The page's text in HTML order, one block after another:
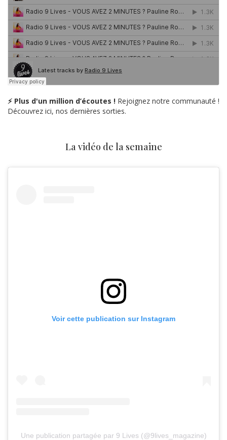
⚡ Plus d'un million d’écoutes ! Rejoignez notre communauté !
Découvrez ici, nos dernières sorties.
La vidéo de la semaine
Voir cette publication sur Instagram
Une publication partagée par 9 Lives (@9lives_magazine)